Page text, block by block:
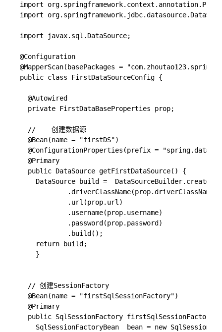
import
import
import javax.sql.DataSource;
@Configuration
@MapperScan(basePackages =
public class FirstDataSourceConfig {
  @Autowired
  private FirstDataBaseProperties prop;
  //    创建数据源
  @Bean(name = "firstDS")
@ConfigurationProperties(prefix =
  @Primary
  public DataSource getFirstDataSource() {
    DataSource build =  DataSourceBuilder.create()
            .driverClassName(prop.driverClassName)
            .url(prop.url)
            .username(prop.username)
            .password(prop.password)
            .build();
    return build;
    }
  // 创建SessionFactory
  @Bean(name = "firstSqlSessionFactory")
  @Primary
public SqlSessionFactory
SqlSessionFactoryBean  bean = new